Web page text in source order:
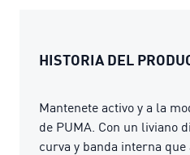
HISTORIA DEL
Mantenete activo y a la
de PUMA. Con un liviano
curva y banda interna